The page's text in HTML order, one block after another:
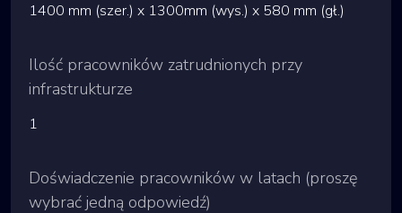
1400 mm (szer.) x 1300mm (wys.) x 580 mm (gł.)
Ilość pracowników zatrudnionych przy
infrastrukturze
1
Doświadczenie pracowników w latach (proszę
wybrać jedną odpowiedź)